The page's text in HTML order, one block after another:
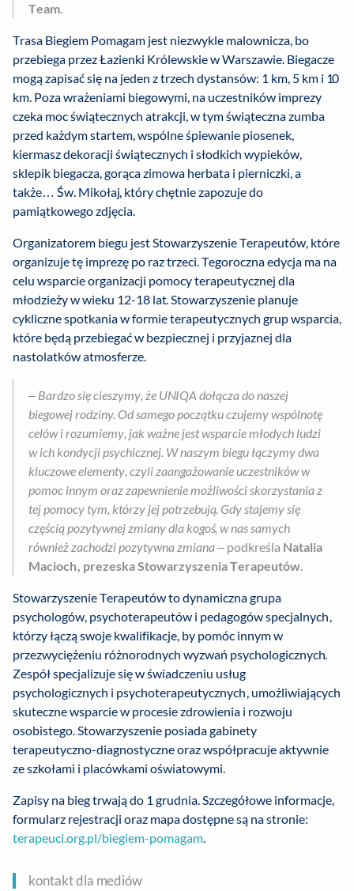
Team.
Trasa Biegiem Pomagam jest niezwykle malownicza, bo
przebiega przez Łazienki Królewskie w Warszawie. Biegacze
mogą zapisać się na jeden z trzech dystansów: 1 km, 5 km i 10
km. Poza wrażeniami biegowymi, na uczestników imprezy
czeka moc świątecznych atrakcji, w tym świąteczna zumba
przed każdym startem, wspólne śpiewanie piosenek,
kiermasz dekoracji świątecznych i słodkich wypieków,
sklepik biegacza, gorąca zimowa herbata i pierniczki, a
także… Św. Mikołaj, który chętnie zapozuje do
pamiątkowego zdjęcia.
Organizatorem biegu jest Stowarzyszenie Terapeutów, które
organizuje tę imprezę po raz trzeci. Tegoroczna edycja ma na
celu wsparcie organizacji pomocy terapeutycznej dla
młodzieży w wieku 12-18 lat. Stowarzyszenie planuje
cykliczne spotkania w formie terapeutycznych grup wsparcia,
które będą przebiegać w bezpiecznej i przyjaznej dla
nastolatków atmosferze.
– Bardzo się cieszymy, że UNIQA dołącza do naszej
biegowej rodziny. Od samego początku czujemy wspólnotę
celów i rozumiemy, jak ważne jest wsparcie młodych ludzi
w ich kondycji psychicznej. W naszym biegu łączymy dwa
kluczowe elementy, czyli zaangażowanie uczestników w
pomoc innym oraz zapewnienie możliwości skorzystania z
tej pomocy tym, którzy jej potrzebują. Gdy stajemy się
częścią pozytywnej zmiany dla kogoś, w nas samych
również zachodzi pozytywna zmiana– podkreśla Natalia
Macioch, prezeska Stowarzyszenia Terapeutów.
Stowarzyszenie Terapeutów to dynamiczna grupa
psychologów, psychoterapeutów i pedagogów specjalnych,
którzy łączą swoje kwalifikacje, by pomóc innym w
przezwyciężeniu różnorodnych wyzwań psychologicznych.
Zespół specjalizuje się w świadczeniu usług
psychologicznych i psychoterapeutycznych, umożliwiających
skuteczne wsparcie w procesie zdrowienia i rozwoju
osobistego. Stowarzyszenie posiada gabinety
terapeutyczno-diagnostyczne oraz współpracuje aktywnie
ze szkołami i placówkami oświatowymi.
Zapisy na bieg trwają do 1 grudnia. Szczegółowe informacje,
formularz rejestracji oraz mapa dostępne są na stronie:
terapeuci.org.pl/biegiem-pomagam.
kontakt dla mediów